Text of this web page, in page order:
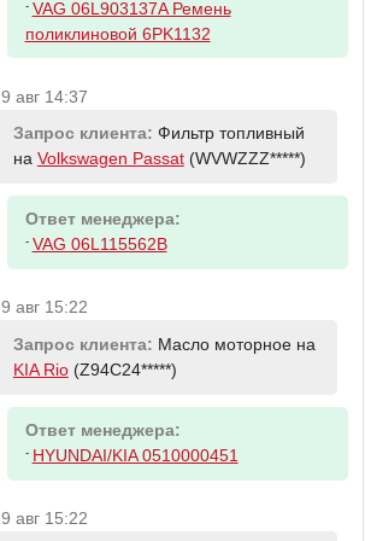
- VAG 06L903137A Ремень
поликлиновой 6PK1132
9 авг 14:37
Запрос клиента: Фильтр топливный
на Volkswagen Passat(WVWZZZ*****)
Ответ менеджера:
- VAG 06L115562B
9 авг 15:22
Запрос клиента: Масло моторное на
KIA Rio(Z94C24*****)
Ответ менеджера:
- HYUNDAI/KIA 0510000451
9 авг 15:22